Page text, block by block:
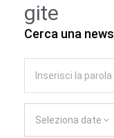
gite
Cerca una news
Seleziona date